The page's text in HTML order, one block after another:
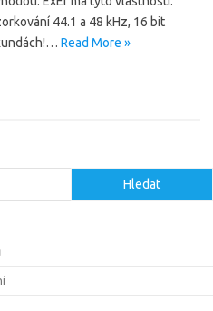
44.1 a 48 kHz, 16 bit
Read More »
Hledat